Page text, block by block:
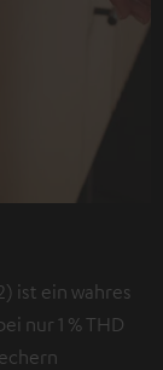
ist ein wahres
nur 1 % THD